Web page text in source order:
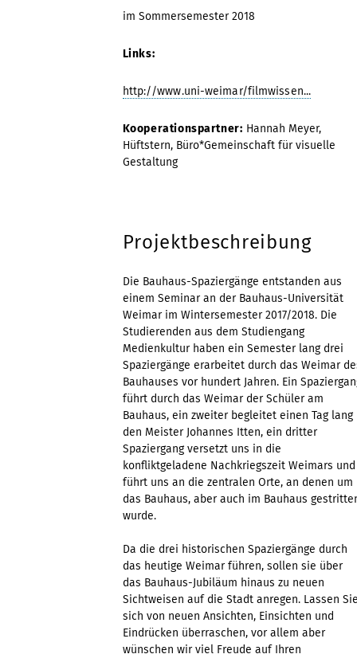
im Sommersemester 2018
Links:
http://www.uni-weimar/filmwissen...
Kooperationspartner: Hannah Meyer,
Hüftstern, Büro*Gemeinschaft für visuelle
Gestaltung
Projektbeschreibung
Die Bauhaus-Spaziergänge entstanden aus
einem Seminar an der Bauhaus-Universität
Weimar im Wintersemester 2017/2018. Die
Studierenden aus dem Studiengang
Medienkultur haben ein Semester lang drei
Spaziergänge erarbeitet durch das Weimar
Bauhauses vor hundert Jahren. Ein
führt durch das Weimar der Schüler am
Bauhaus, ein zweiter begleitet einen Tag lang
den Meister Johannes Itten, ein dritter
Spaziergang versetzt uns in die
konfliktgeladene Nachkriegszeit Weimars und
führt uns an die zentralen Orte, an denen um
das Bauhaus, aber auch im Bauhaus
wurde.
Da die drei historischen Spaziergänge durch
das heutige Weimar führen, sollen sie über
das Bauhaus-Jubiläum hinaus zu neuen
Sichtweisen auf die Stadt anregen. Lassen
sich von neuen Ansichten, Einsichten und
Eindrücken überraschen, vor allem aber
wünschen wir viel Freude auf Ihren